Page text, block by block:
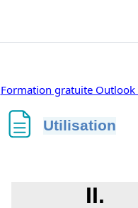
Formation gratuite
Utilisation
II.